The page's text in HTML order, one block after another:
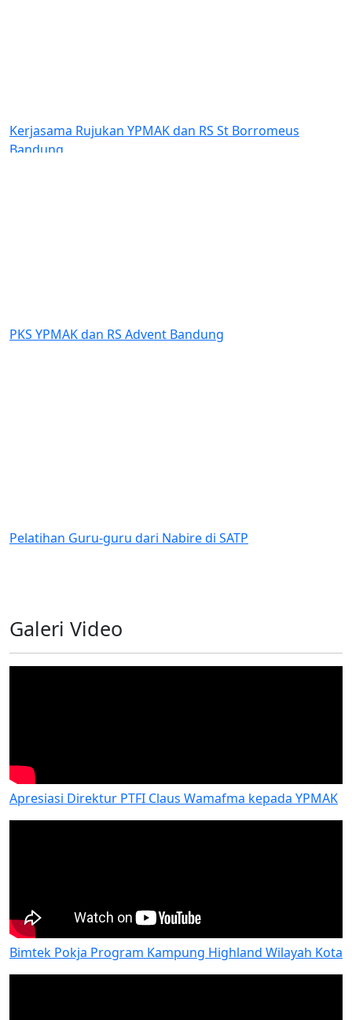
Bantuan
YPMAK dan RS St Borromeus
dan RS Advent Bandung
guru dari Nabire di SATP
Galeri Video
Apresiasi Direktur PTFI Claus Wamafma kepada YPMAK
Bimtek Pokja Program Kampung Highland Wilayah Kota